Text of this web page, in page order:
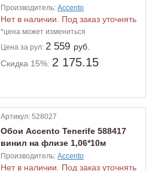
Производитель:Accento
Нет в наличии. Под заказ уточнять
*цена может измениться
Цена за рул:2 559 руб.
Скидка 15%: 2 175.15
Артикул:528027
Обои Accento Tenerife 588417
винил на флизе 1,06*10м
Производитель:Accento
Нет в наличии. Под заказ уточнять